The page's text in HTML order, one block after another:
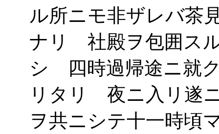
ル所ニモ非ザレバ茶
ナリ 社殿ヲ包囲ス
シ 四時過帰途ニ就
リタリ 夜ニ入リ遂
ヲ共ニシテ十一時頃